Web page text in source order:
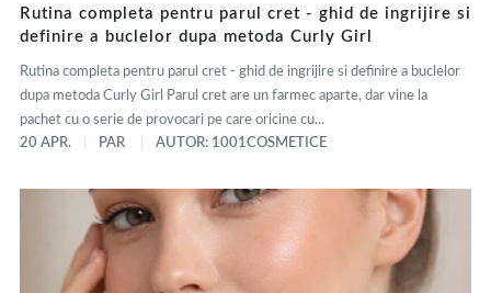
Rutina completa pentru parul cret - ghid de ingrijire si
definire a buclelor dupa metoda Curly Girl
Rutina completa pentru parul cret - ghid de ingrijire si definire a buclelor
dupa metoda Curly Girl Parul cret are un farmec aparte, dar vine la
pachet cu o serie de provocari pe care oricine cu...
20 APR.
PAR AUTOR: 1001COSMETICE